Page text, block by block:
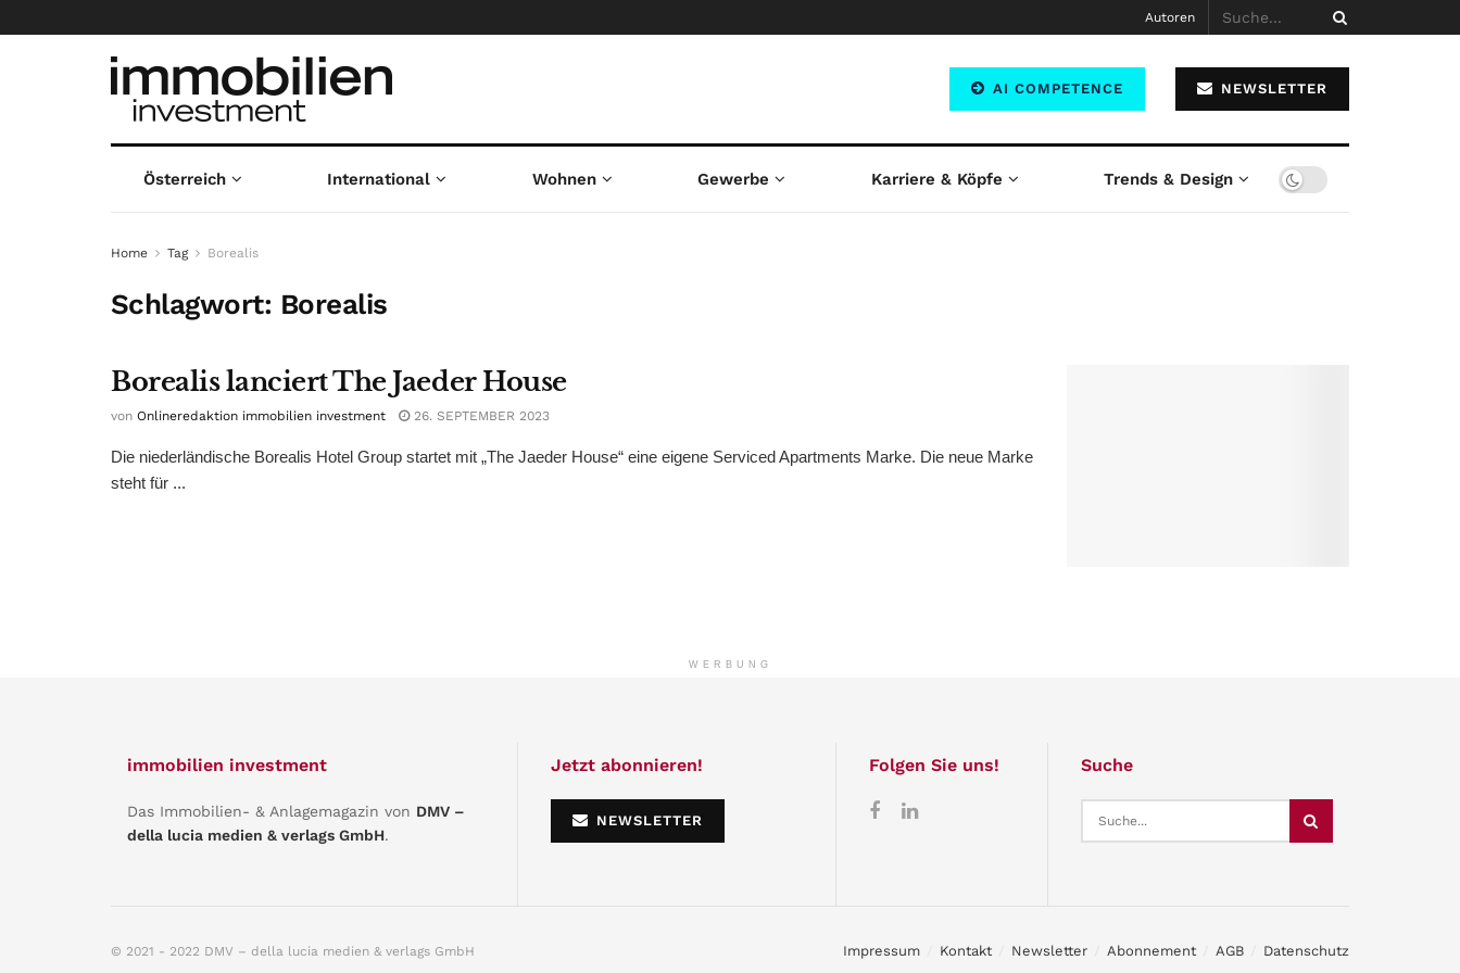
Autoren
AI COMPETENCE NEWSLETTER
Österreich International Wohnen Gewerbe Karriere & Köpfe Trends & Design
Home Tag Borealis
Schlagwort: Borealis
Borealis lanciert The Jaeder House
von Onlineredaktion immobilien investment 26. SEPTEMBER 2023
Die niederländische Borealis Hotel Group startet mit „The Jaeder House“ eine eigene Serviced Apartments Marke. Die neue Marke
steht für ...
WERBUNG
immobilien investment
Das Immobilien- & Anlagemagazin von DMV –
della lucia medien & verlags GmbH.
Jetzt abonnieren!
NEWSLETTER
Folgen Sie uns! Suche
Impressum Kontakt Newsletter Abonnement AGB Datenschutz
© 2021 - 2022 DMV – della lucia medien & verlags GmbH